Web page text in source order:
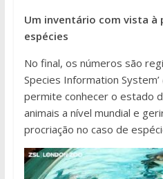
Um inventário com vista à
espécies
No final, os números são
Species Information
permite conhecer o estado
animais a nível mundial e
procriação no caso de